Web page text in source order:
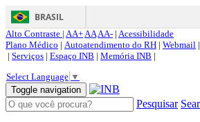
BRASIL
Alto Contraste | AA+AAAA- | Acessibilidade
Plano Médico | Autoatendimento do RH | Webmail |
| Serviços | Espaço INB | Memória INB |
Select Language ▼
Toggle navigation
Pesquisar